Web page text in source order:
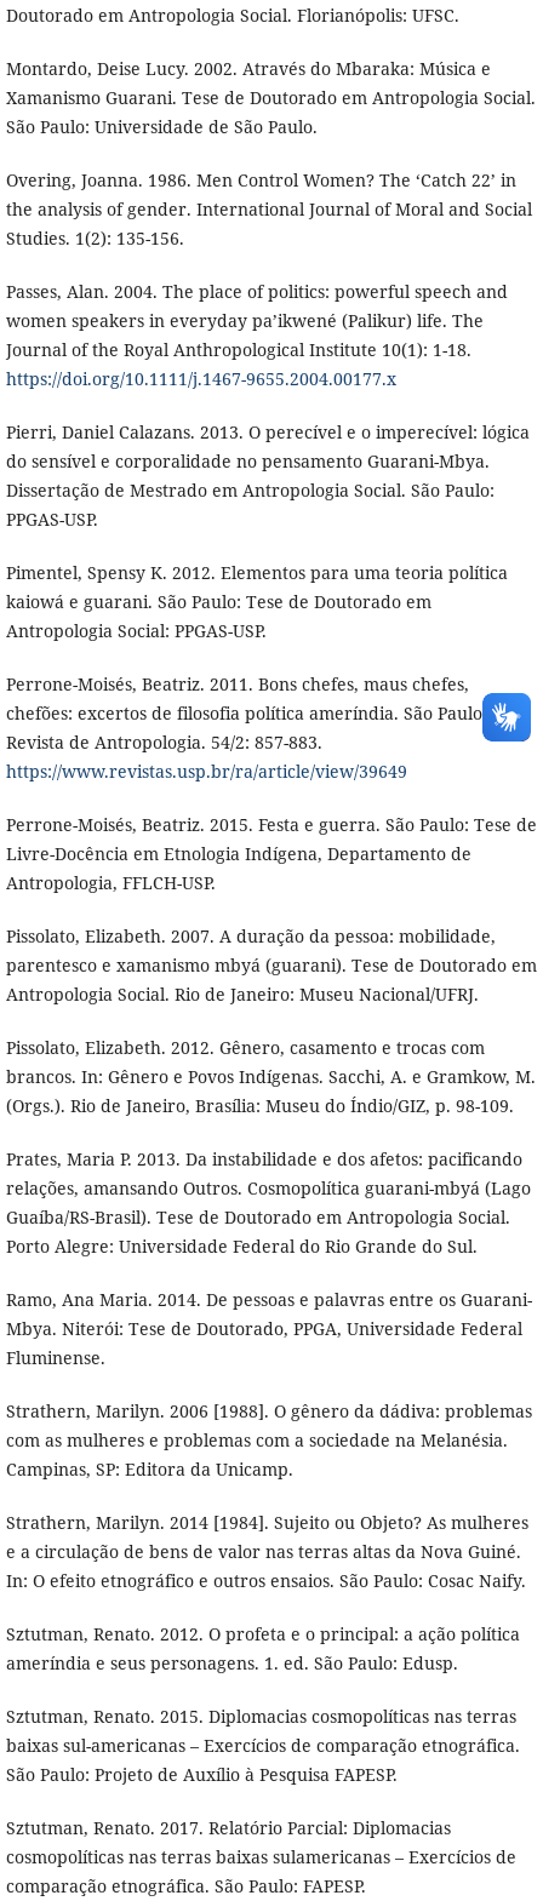
Doutorado em Antropologia Social. Florianópolis: UFSC.
Montardo, Deise Lucy. 2002. Através do Mbaraka: Música e
Xamanismo Guarani. Tese de Doutorado em Antropologia Social.
São Paulo: Universidade de São Paulo.
Overing, Joanna. 1986. Men Control Women? The ‘Catch 22’ in
the analysis of gender. International Journal of Moral and Social
Studies. 1(2): 135-156.
Passes, Alan. 2004. The place of politics: powerful speech and
women speakers in everyday pa’ikwené (Palikur) life. The
Journal of the Royal Anthropological Institute 10(1): 1-18.
https://doi.org/10.1111/j.1467-9655.2004.00177.x
Pierri, Daniel Calazans. 2013. O perecível e o imperecível: lógica
do sensível e corporalidade no pensamento Guarani-Mbya.
Dissertação de Mestrado em Antropologia Social. São Paulo:
PPGAS-USP.
Pimentel, Spensy K. 2012. Elementos para uma teoria política
kaiowá e guarani. São Paulo: Tese de Doutorado em
Antropologia Social: PPGAS-USP.
Perrone-Moisés, Beatriz. 2011. Bons chefes, maus chefes,
chefões: excertos de filosofia política ameríndia. São Paulo:
Revista de Antropologia. 54/2: 857-883.
https://www.revistas.usp.br/ra/article/view/39649
Perrone-Moisés, Beatriz. 2015. Festa e guerra. São Paulo: Tese de
Livre-Docência em Etnologia Indígena, Departamento de
Antropologia, FFLCH-USP.
Pissolato, Elizabeth. 2007. A duração da pessoa: mobilidade,
parentesco e xamanismo mbyá (guarani). Tese de Doutorado em
Antropologia Social. Rio de Janeiro: Museu Nacional/UFRJ.
Pissolato, Elizabeth. 2012. Gênero, casamento e trocas com
brancos. In: Gênero e Povos Indígenas. Sacchi, A. e Gramkow, M.
(Orgs.). Rio de Janeiro, Brasília: Museu do Índio/GIZ, p. 98-109.
Prates, Maria P. 2013. Da instabilidade e dos afetos: pacificando
relações, amansando Outros. Cosmopolítica guarani-mbyá (Lago
Guaíba/RS-Brasil). Tese de Doutorado em Antropologia Social.
Porto Alegre: Universidade Federal do Rio Grande do Sul.
Ramo, Ana Maria. 2014. De pessoas e palavras entre os Guarani-
Mbya. Niterói: Tese de Doutorado, PPGA, Universidade Federal
Fluminense.
Strathern, Marilyn. 2006 [1988]. O gênero da dádiva: problemas
com as mulheres e problemas com a sociedade na Melanésia.
Campinas, SP: Editora da Unicamp.
Strathern, Marilyn. 2014 [1984]. Sujeito ou Objeto? As mulheres
e a circulação de bens de valor nas terras altas da Nova Guiné.
In: O efeito etnográfico e outros ensaios. São Paulo: Cosac Naify.
Sztutman, Renato. 2012. O profeta e o principal: a ação política
ameríndia e seus personagens. 1. ed. São Paulo: Edusp.
Sztutman, Renato. 2015. Diplomacias cosmopolíticas nas terras
baixas sul-americanas – Exercícios de comparação etnográfica.
São Paulo: Projeto de Auxílio à Pesquisa FAPESP.
Sztutman, Renato. 2017. Relatório Parcial: Diplomacias
cosmopolíticas nas terras baixas sulamericanas – Exercícios de
comparação etnográfica. São Paulo: FAPESP.